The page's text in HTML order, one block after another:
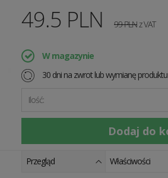
49.5 PLN 99PLNz VAT
W magazynie
30 dni na zwrot lub wymianę produktu
Ilość:
Przegląd Właściwości